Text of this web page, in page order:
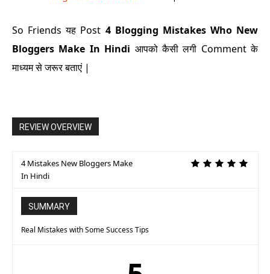
So Friends यह Post 4 Blogging Mistakes Who New
Bloggers Make In Hindi आपको कैसी लगी Comment के
माध्यम से जरूर बताएं |
REVIEW OVERVIEW
4 Mistakes New Bloggers Make
In Hindi
SUMMARY
Real Mistakes with Some Success Tips